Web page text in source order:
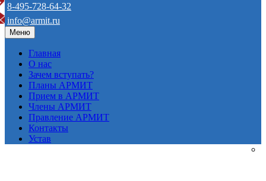
8-495-728-64-32
info@armit.ru
Меню
Главная
О нас
Зачем вступать?
Планы АРМИТ
Прием в АРМИТ
Члены АРМИТ
Правление АРМИТ
Контакты
Устав